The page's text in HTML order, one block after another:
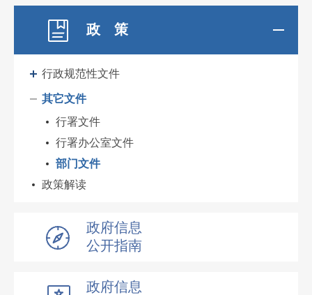
政 策
行政规范性文件
其它文件
行署文件
行署办公室文件
部门文件
政策解读
政府信息
公开指南
政府信息